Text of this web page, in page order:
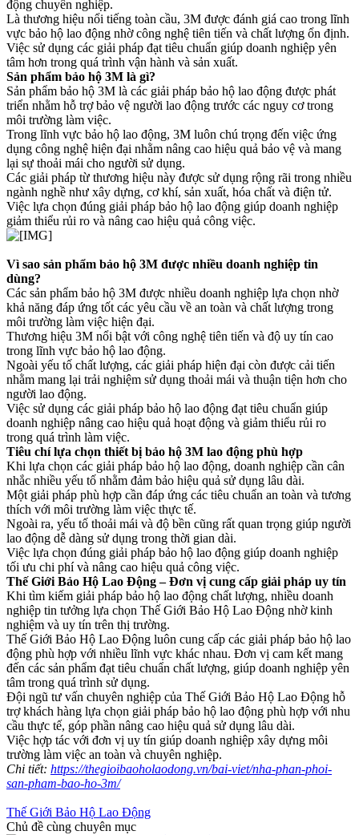
động chuyên nghiệp.
Là thương hiệu nổi tiếng toàn cầu, 3M được đánh giá cao trong lĩnh
vực bảo hộ lao động nhờ công nghệ tiên tiến và chất lượng ổn định.
Việc sử dụng các giải pháp đạt tiêu chuẩn giúp doanh nghiệp yên
tâm hơn trong quá trình vận hành và sản xuất.
Sản phẩm bảo hộ 3M là gì?
Sản phẩm bảo hộ 3M là các giải pháp bảo hộ lao động được phát
triển nhằm hỗ trợ bảo vệ người lao động trước các nguy cơ trong
môi trường làm việc.
Trong lĩnh vực bảo hộ lao động, 3M luôn chú trọng đến việc ứng
dụng công nghệ hiện đại nhằm nâng cao hiệu quả bảo vệ và mang
lại sự thoải mái cho người sử dụng.
Các giải pháp từ thương hiệu này được sử dụng rộng rãi trong nhiều
ngành nghề như xây dựng, cơ khí, sản xuất, hóa chất và điện tử.
Việc lựa chọn đúng giải pháp bảo hộ lao động giúp doanh nghiệp
giảm thiểu rủi ro và nâng cao hiệu quả công việc.
Vì sao sản phẩm bảo hộ 3M được nhiều doanh nghiệp tin
dùng?
Các sản phẩm bảo hộ 3M được nhiều doanh nghiệp lựa chọn nhờ
khả năng đáp ứng tốt các yêu cầu về an toàn và chất lượng trong
môi trường làm việc hiện đại.
Thương hiệu 3M nổi bật với công nghệ tiên tiến và độ uy tín cao
trong lĩnh vực bảo hộ lao động.
Ngoài yếu tố chất lượng, các giải pháp hiện đại còn được cải tiến
nhằm mang lại trải nghiệm sử dụng thoải mái và thuận tiện hơn cho
người lao động.
Việc sử dụng các giải pháp bảo hộ lao động đạt tiêu chuẩn giúp
doanh nghiệp nâng cao hiệu quả hoạt động và giảm thiểu rủi ro
trong quá trình làm việc.
Tiêu chí lựa chọn thiết bị bảo hộ 3M lao động phù hợp
Khi lựa chọn các giải pháp bảo hộ lao động, doanh nghiệp cần cân
nhắc nhiều yếu tố nhằm đảm bảo hiệu quả sử dụng lâu dài.
Một giải pháp phù hợp cần đáp ứng các tiêu chuẩn an toàn và tương
thích với môi trường làm việc thực tế.
Ngoài ra, yếu tố thoải mái và độ bền cũng rất quan trọng giúp người
lao động dễ dàng sử dụng trong thời gian dài.
Việc lựa chọn đúng giải pháp bảo hộ lao động giúp doanh nghiệp
tối ưu chi phí và nâng cao hiệu quả công việc.
Thế Giới Bảo Hộ Lao Động – Đơn vị cung cấp giải pháp uy tín
Khi tìm kiếm giải pháp bảo hộ lao động chất lượng, nhiều doanh
nghiệp tin tưởng lựa chọn Thế Giới Bảo Hộ Lao Động nhờ kinh
nghiệm và uy tín trên thị trường.
Thế Giới Bảo Hộ Lao Động luôn cung cấp các giải pháp bảo hộ lao
động phù hợp với nhiều lĩnh vực khác nhau. Đơn vị cam kết mang
đến các sản phẩm đạt tiêu chuẩn chất lượng, giúp doanh nghiệp yên
tâm trong quá trình sử dụng.
Đội ngũ tư vấn chuyên nghiệp của Thế Giới Bảo Hộ Lao Động hỗ
trợ khách hàng lựa chọn giải pháp bảo hộ lao động phù hợp với nhu
cầu thực tế, góp phần nâng cao hiệu quả sử dụng lâu dài.
Việc hợp tác với đơn vị uy tín giúp doanh nghiệp xây dựng môi
trường làm việc an toàn và chuyên nghiệp.
Chi tiết: https://thegioibaoholaodong.vn/bai-viet/nha-phan-phoi-
san-pham-bao-ho-3m/
Thế Giới Bảo Hộ Lao Động
Chủ đề cùng chuyên mục